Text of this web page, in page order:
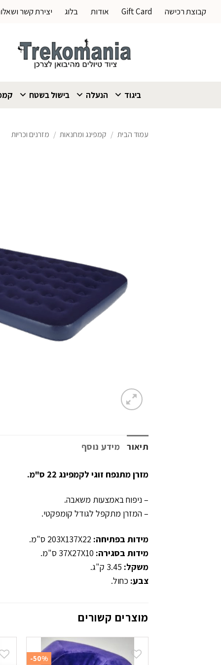
קבוצת רכישה Gift Card אודות בלוג יצירת קשר
ביגוד הנעלה בישול בשטח
עמוד הבית / קמפינג ומחנאות / מזרנים וכריות
תיאור מידע נוסף
מזרן מתנפח זוגי לקמפינג 22 ס"מ.
– ניפוח באמצעות משאבה.
– המזרן מתקפל לגודל קומפקטי.
מידות בפתיחה:
מידות בסגירה:
משקל:
צבע: כחול.
מוצרים קשורים
-50%